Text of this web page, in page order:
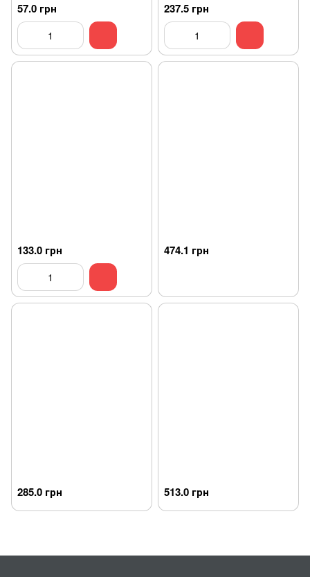
57.0 грн 237.5 грн
133.0 грн 474.1 грн
285.0 грн 513.0 грн